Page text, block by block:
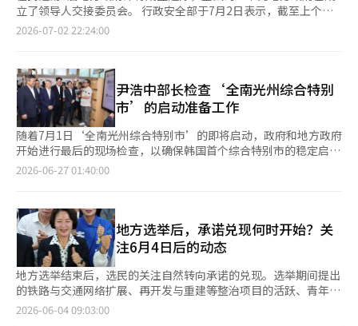
立了领导人交接委员会。 行政安全部于7月2日表示，截至上个月
30日，全国243个地方政府中，有121个（49.8%）设立了交接委
一特别市、新安郡和大邱西区等9个地区则组建了专门工作组
（TF）以补充工作交接。 在117个未更换领导人的连任地区中，
大多数没有设立专门的交接委员会。然而，包括庆南省在内的8个
地区（6.8%）为了规划未来愿景和确保工作连续性，设立了交接
委员会。 在市、道层面上，有14个地区成立了交接委员会。首尔
和庆北因领导人连任而未设立交接委员会。庆南虽然是连任地区，
但运营着一个由4人组成的“庆南大跃进准备团队”。 此次民选第
9届交接委员会的平均规模为15人。市、道的平均规模为18人，
中市、道为1亿6000万韩元，市、郡、区为5500万韩元。 各交接
委员会自当选人确定之日起，可以在领导人任期开始后的20天内运
作。市、道交接委员会可设立不超过20人，包括委员会主席和副主
席，市、郡、区交接委员会则可设立不超过15人。 行政安全部早
在5月29日向全国发布了《民选第9届地方自治团体领导人职务交
接委员会手册》。该手册旨在确保在领导人更换期间不出现行政空
白，并帮助当选人广泛收集外部委员的专业意见，更系统地规划地
方政府的未来愿景。 行政安全部副部长金敏宰表示：“领导人必
2026-07-02 22:24:00
尹浩中部长检查‘全南光州综合特别
市’的启动准备工作
随着7月1日‘全南光州综合特别市’的即将启动，政府和地方政府
开始进行最后的现场检查，以确保韩国首个综合特别市的稳定启
动。 尹浩中行政安全部部长于26日访问了位于全罗南道那州市
息系统数据转换、服务开通和民政证明发放等民服务准备情况。
此次现场检查是在下周启动前进行的，旨在与全南光州综合特别市
当选市长一起详细审查综合特别市的民服务领域准备情况，并深入
讨论防止民众不便的对策。 首先，尹部长听取了启动前后的主要
日程和场景，以及为确保严格的情况管理而设立的应急响应小组的
运营计划。 随后，尹部长访问了光明洞行政福利中心，亲自确认
了启动当天民政室的逐时措施，并仔细查看了新公章的制作情况以
及土地和建筑物登记等证明文件的名称变更情况。 特别是由于综
2026-06-27 01:40:00
地方选举后，承诺兑现何时开始？关
注6月4日后的动态
地方选举结束后，选民的关注自然转向承诺的兑现。选举期间提出
的铁路与交通网络扩展、再开发与重建等整治项目的活跃、青年与
老年人福利、地方货币发放、照护服务扩展等与生活密切相关的承
2026-06-04 09:03:00